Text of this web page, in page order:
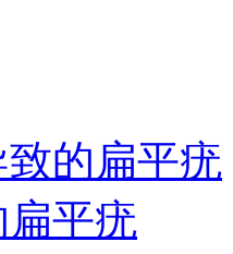
的扁平疣
平疣